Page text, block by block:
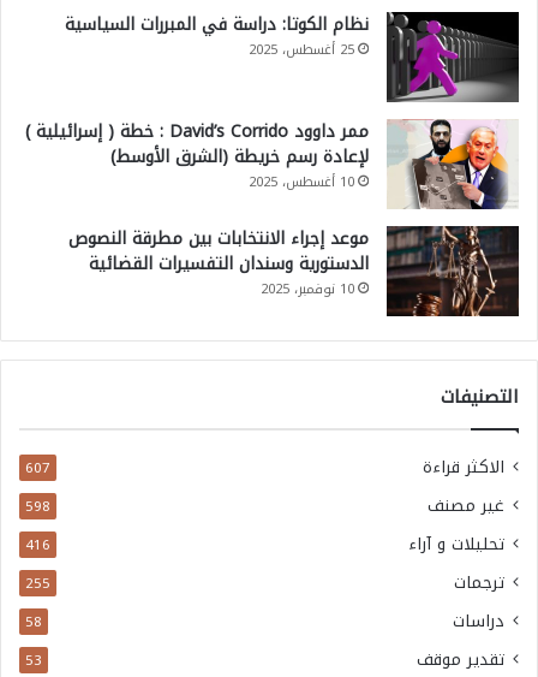
نظام الكوتا: دراسة في المبررات السياسية
25 أغسطس، 2025
ممر داوود David’s Corrido : خطة ( إسرائيلية )
لإعادة رسم خريطة (الشرق الأوسط)
10 أغسطس، 2025
موعد إجراء الانتخابات بين مطرقة النصوص
الدستورية وسندان التفسيرات القضائية
10 نوفمبر، 2025
التصنيفات
الاكثر قراءة 607
غير مصنف 598
تحليلات و آراء 416
ترجمات 255
دراسات 58
تقدير موقف 53